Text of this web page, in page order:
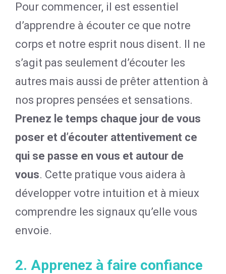
Pour commencer, il est essentiel
d’apprendre à écouter ce que notre
corps et notre esprit nous disent. Il ne
s’agit pas seulement d’écouter les
autres mais aussi de prêter attention à
nos propres pensées et sensations.
Prenez le temps chaque jour de vous
poser et d’écouter attentivement ce
qui se passe en vous et autour de
vous. Cette pratique vous aidera à
développer votre intuition et à mieux
comprendre les signaux qu’elle vous
envoie.
2. Apprenez à faire confiance